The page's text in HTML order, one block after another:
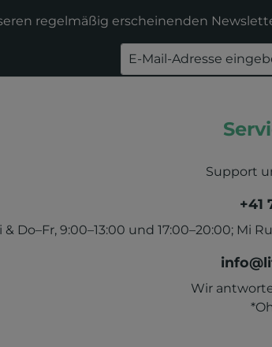
regelmäßig erscheinenden
Support
+41
& Do–Fr, 9:00–13:00 und 17:00–20:00; Mi
Wir